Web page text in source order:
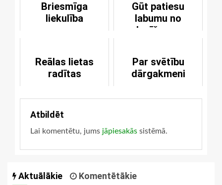
Briesmīga
liekulība
Gūt patiesu
labumu no
lasīšanas
Reālas lietas
radītas
Par svētību
dārgakmeni
Atbildēt
Lai komentētu, jums jāpiesakās sistēmā.
Aktuālākie Komentētākie